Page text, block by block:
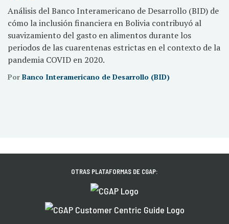
Análisis del Banco Interamericano de Desarrollo (BID) de
cómo la inclusión financiera en Bolivia contribuyó al
suavizamiento del gasto en alimentos durante los
periodos de las cuarentenas estrictas en el contexto de la
pandemia COVID en 2020.
Por Banco Interamericano de Desarrollo (BID)
OTRAS PLATAFORMAS DE CGAP: